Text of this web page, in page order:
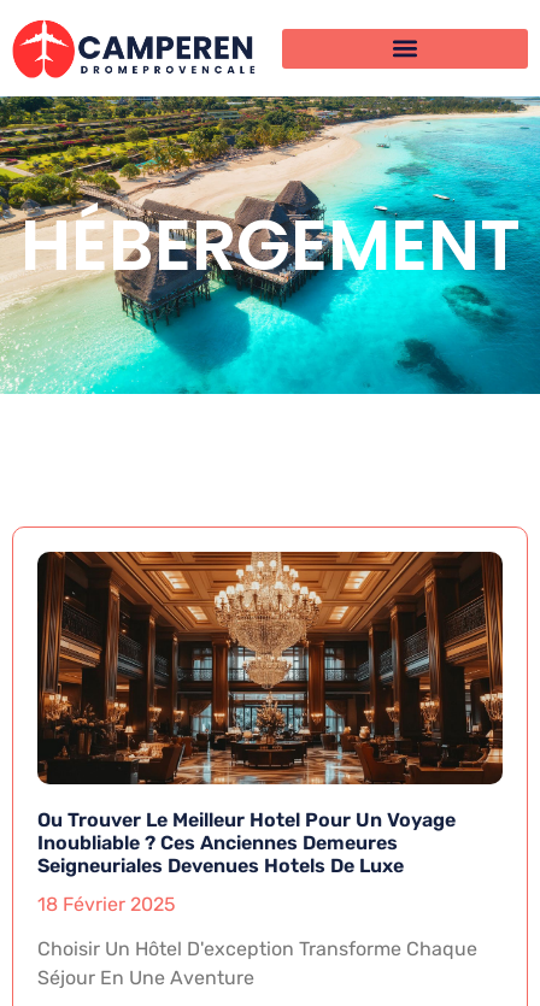
HÉBERGEMENT
Ou Trouver Le Meilleur Hotel Pour Un Voyage
Inoubliable ? Ces Anciennes Demeures
Seigneuriales Devenues Hotels De Luxe
18 Février 2025
Choisir Un Hôtel D'exception Transforme Chaque
Séjour En Une Aventure